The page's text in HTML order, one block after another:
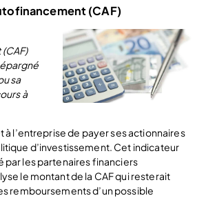
(CAF)
sa
à
à l’entreprise de payer ses actionnaires
d’investissement. Cet indicateur
par les partenaires financiers
le montant de la CAF qui resterait
remboursements d’un possible